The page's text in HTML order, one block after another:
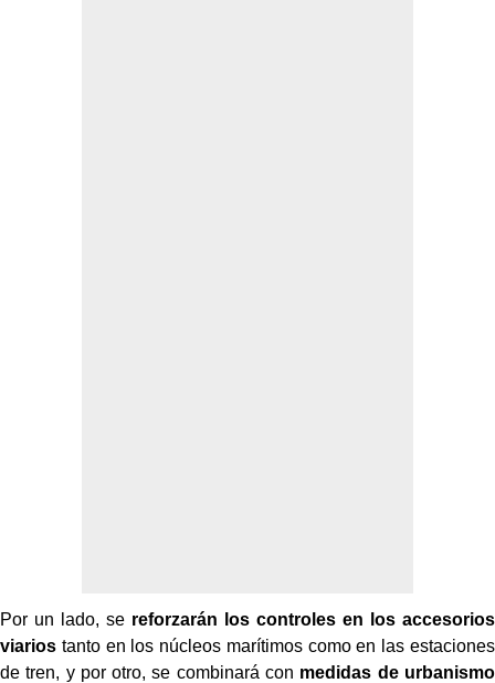
Por un lado, se reforzarán los controles en los accesorios
viarios tanto en los núcleos marítimos como en las estaciones
de tren, y por otro, se combinará con medidas de urbanismo